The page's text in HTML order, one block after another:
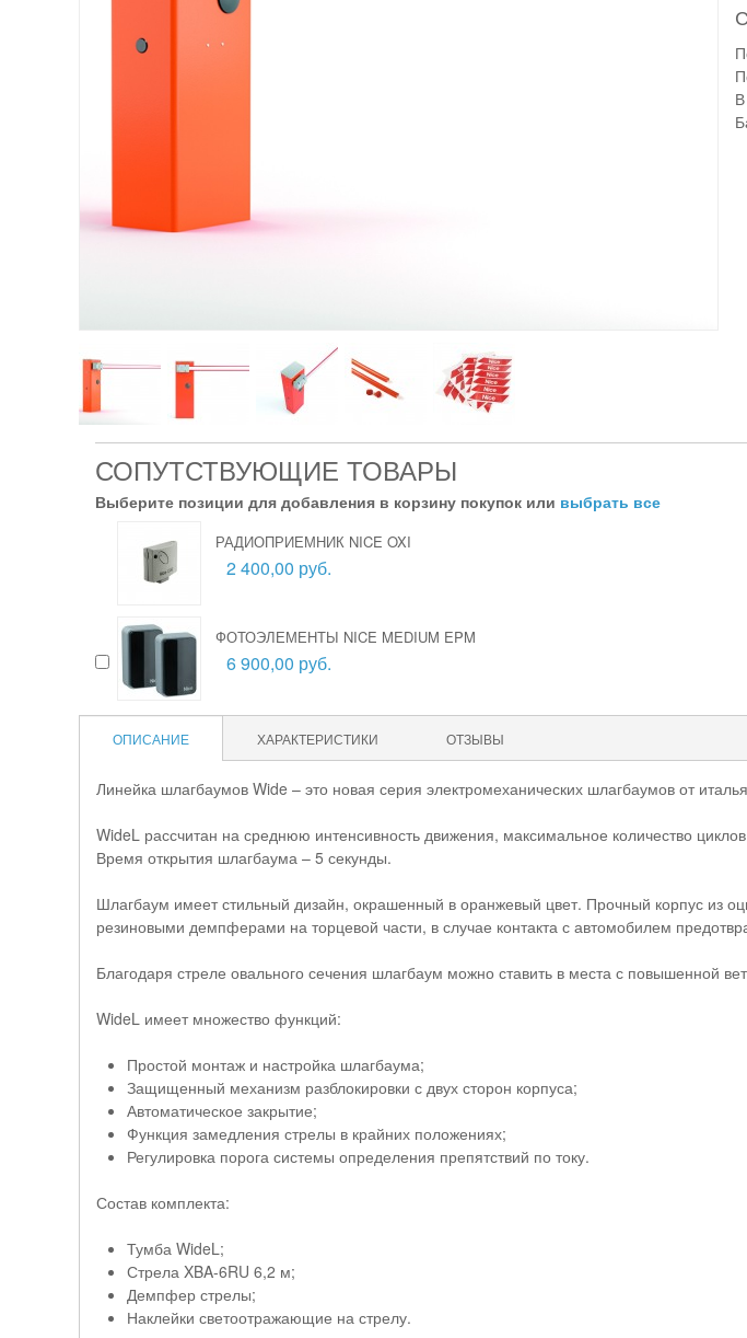
СОПУТСТВУЮЩИЕ ТОВАРЫ
Выберите позиции для добавления в корзину покупок или выбрать все
РАДИОПРИЕМНИК NICE OXI
2 400,00 руб.
ФОТОЭЛЕМЕНТЫ NICE MEDIUM EPM
6 900,00 руб.
ОПИСАНИЕ ХАРАКТЕРИСТИКИ ОТЗЫВЫ
Линейка шлагбаумов Wide – это новая серия электромеханических шлагбаумов от
WideL рассчитан на среднюю интенсивность движения, максимальное количество
Время открытия шлагбаума – 5 секунды.
Шлагбаум имеет стильный дизайн, окрашенный в оранжевый цвет. Прочный корпус из
резиновыми демпферами на торцевой части, в случае контакта с автомобилем
Благодаря стреле овального сечения шлагбаум можно ставить в места с повышенной
WideL имеет множество функций:
Простой монтаж и настройка шлагбаума;
Защищенный механизм разблокировки с двух сторон корпуса;
Автоматическое закрытие;
Функция замедления стрелы в крайних положениях;
Регулировка порога системы определения препятствий по току.
Состав комплекта:
Тумба WideL;
Стрела XBA-6RU 6,2 м;
Демпфер стрелы;
Наклейки светоотражающие на стрелу.